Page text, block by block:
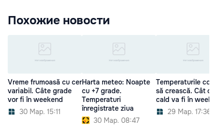
Похожие новости
Vreme frumoasă cu cer
variabil. Câte grade
vor fi în weekend
30 Мар. 15:11
Harta meteo: Noapte
cu +7 grade.
Temperaturi
înregistrate ziua
30 Мар. 08:47
Temperaturile
să crească. Cât de
cald va fi în
29 Мар. 17:36